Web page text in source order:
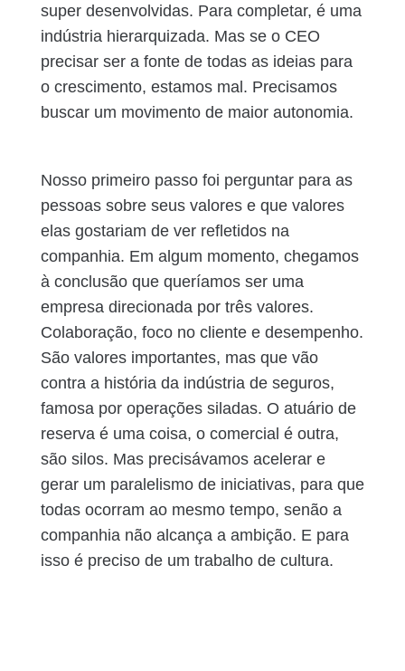
super desenvolvidas. Para completar, é uma
indústria hierarquizada. Mas se o CEO
precisar ser a fonte de todas as ideias para
o crescimento, estamos mal. Precisamos
buscar um movimento de maior autonomia.
Nosso primeiro passo foi perguntar para as
pessoas sobre seus valores e que valores
elas gostariam de ver refletidos na
companhia. Em algum momento, chegamos
à conclusão que queríamos ser uma
empresa direcionada por três valores.
Colaboração, foco no cliente e desempenho.
São valores importantes, mas que vão
contra a história da indústria de seguros,
famosa por operações siladas. O atuário de
reserva é uma coisa, o comercial é outra,
são silos. Mas precisávamos acelerar e
gerar um paralelismo de iniciativas, para que
todas ocorram ao mesmo tempo, senão a
companhia não alcança a ambição. E para
isso é preciso de um trabalho de cultura.